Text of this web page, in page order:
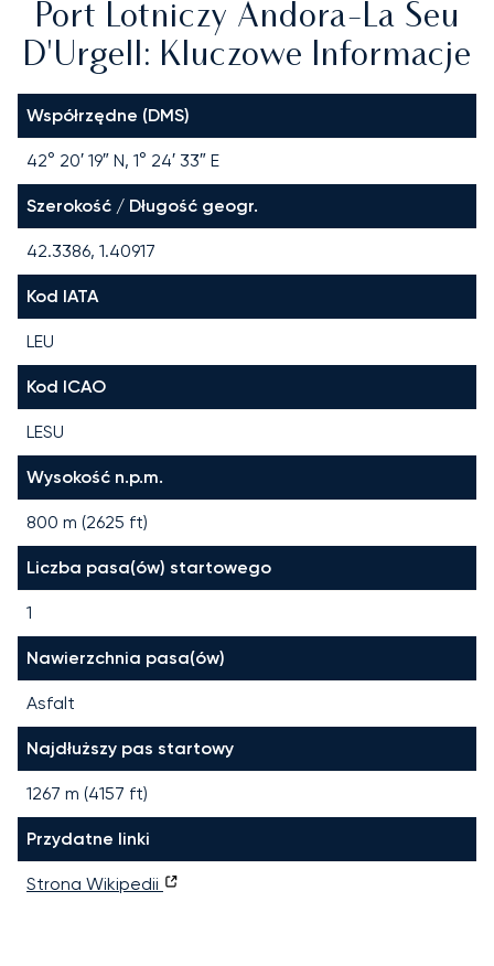
Port Lotniczy Andora-La Seu
D'Urgell: Kluczowe Informacje
Współrzędne (DMS)
42° 20′ 19″ N, 1° 24′ 33″ E
Szerokość / Długość geogr.
42.3386, 1.40917
Kod IATA
LEU
Kod ICAO
LESU
Wysokość n.p.m.
800 m (2625 ft)
Liczba pasa(ów) startowego
1
Nawierzchnia pasa(ów)
Asfalt
Najdłuższy pas startowy
1267 m (4157 ft)
Przydatne linki
Strona Wikipedii